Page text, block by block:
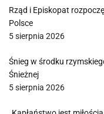
Rząd i Episkopat
Polsce
5 sierpnia 2026
Śnieg w środku
Śnieżnej
5 sierpnia 2026